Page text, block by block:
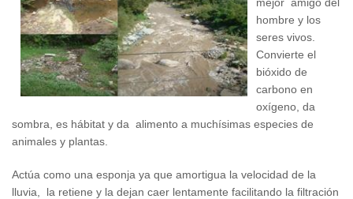
hombre y los
seres vivos.
Convierte el
bióxido de
carbono en
oxígeno, da
sombra, es hábitat y da alimento a muchísimas especies de
animales y plantas.
Actúa como una esponja ya que amortigua la velocidad de la
lluvia, la retiene y la dejan caer lentamente facilitando la filtración